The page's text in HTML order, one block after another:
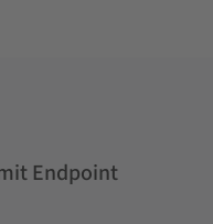
Endpoint